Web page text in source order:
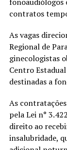
contratos
As vagas
Regional de
ginecologistas
Centro Estadual
destinadas a
As
pela Lei n°
direito ao
insalubridade,